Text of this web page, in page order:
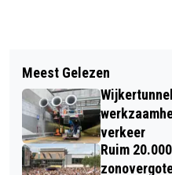
EERSTE NEST
GEVONDEN OP
CAMPERDUIN
ALKMAARDER (27)
ONDERZOEK
Meest Gelezen
verkeer
Ruim